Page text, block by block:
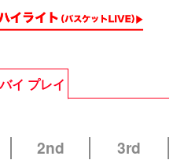
イ プレイ
2nd
3rd